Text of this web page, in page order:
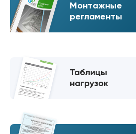
Монтажные
регламенты
Таблицы
нагрузок